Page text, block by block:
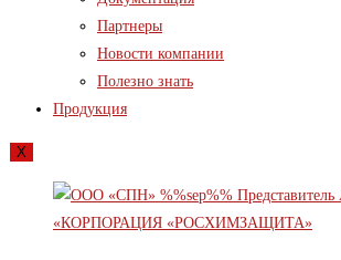
Партнеры
Новости компании
Полезно знать
Продукция
X